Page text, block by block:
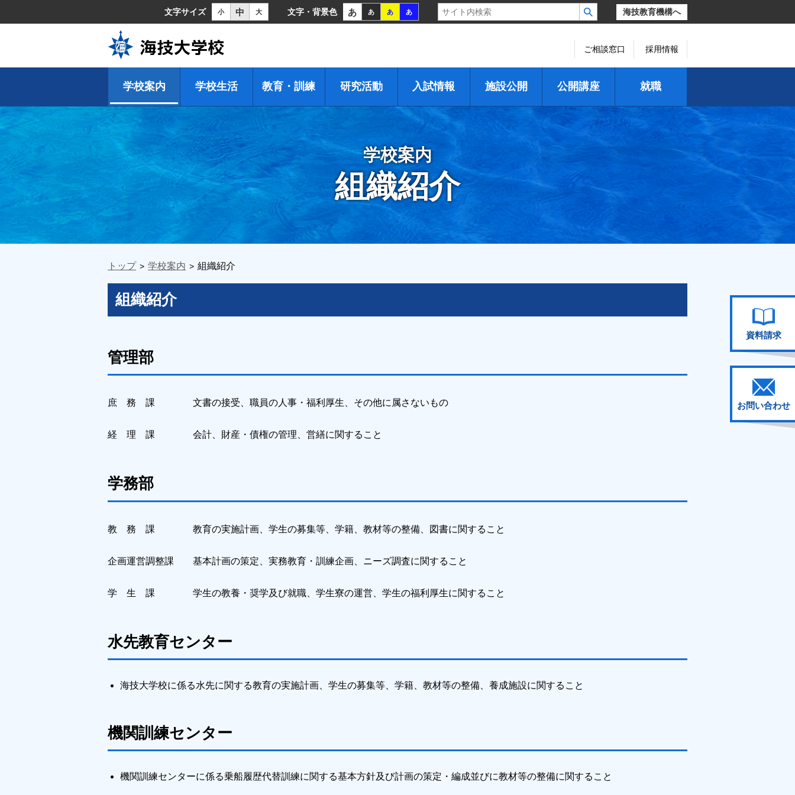
文字サイズ 小 中 大 文字・背景色 あ あ あ あ 海技教育機構へ
ご相談窓口 採用情報
学校案内 学校生活 教育・訓練 研究活動 入試情報 施設公開 公開講座 就職
学校案内
組織紹介
トップ 学校案内 組織紹介
資料請求
お問い合わせ
組織紹介
管理部
庶 務 課 文書の接受、職員の人事・福利厚生、その他に属さないもの
経 理 課 会計、財産・債権の管理、営繕に関すること
学務部
教 務 課 教育の実施計画、学生の募集等、学籍、教材等の整備、図書に関すること
企画運営調整課 基本計画の策定、実務教育・訓練企画、ニーズ調査に関すること
学 生 課 学生の教養・奨学及び就職、学生寮の運営、学生の福利厚生に関すること
水先教育センター
海技大学校に係る水先に関する教育の実施計画、学生の募集等、学籍、教材等の整備、養成施設に関すること
機関訓練センター
機関訓練センターに係る乗船履歴代替訓練に関する基本方針及び計画の策定・編成並びに教材等の整備に関すること